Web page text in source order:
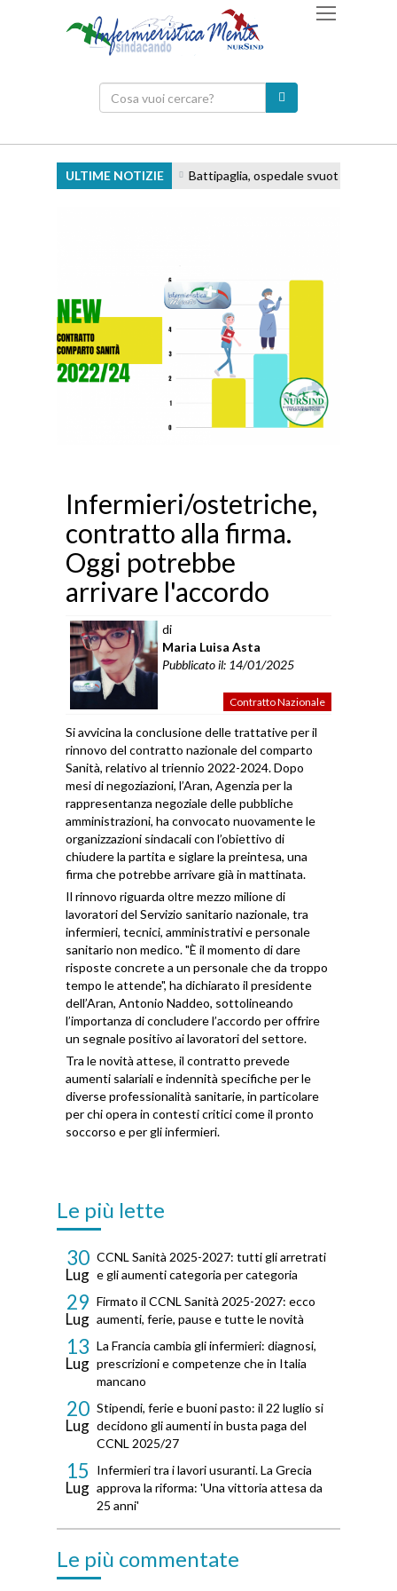
ULTIME NOTIZIE Battipaglia, ospedale svuotato e
Infermieri/ostetriche,
contratto alla firma.
Oggi potrebbe
arrivare l'accordo
di
Maria Luisa Asta
Pubblicato il: 14/01/2025
Contratto Nazionale
Si avvicina la conclusione delle trattative per il
rinnovo del contratto nazionale del comparto
Sanità, relativo al triennio 2022-2024. Dopo
mesi di negoziazioni, l’Aran, Agenzia per la
rappresentanza negoziale delle pubbliche
amministrazioni, ha convocato nuovamente le
organizzazioni sindacali con l’obiettivo di
chiudere la partita e siglare la preintesa, una
firma che potrebbe arrivare già in mattinata.
Il rinnovo riguarda oltre mezzo milione di
lavoratori del Servizio sanitario nazionale, tra
infermieri, tecnici, amministrativi e personale
sanitario non medico. "È il momento di dare
risposte concrete a un personale che da troppo
tempo le attende", ha dichiarato il presidente
dell’Aran, Antonio Naddeo, sottolineando
l’importanza di concludere l’accordo per offrire
un segnale positivo ai lavoratori del settore.
Tra le novità attese, il contratto prevede
aumenti salariali e indennità specifiche per le
diverse professionalità sanitarie, in particolare
per chi opera in contesti critici come il pronto
soccorso e per gli infermieri.
Le più lette
30
Lug
CCNL Sanità 2025-2027: tutti gli arretrati
e gli aumenti categoria per categoria
29
Lug
Firmato il CCNL Sanità 2025-2027: ecco
aumenti, ferie, pause e tutte le novità
13
Lug
La Francia cambia gli infermieri: diagnosi,
prescrizioni e competenze che in Italia
mancano
20
Lug
Stipendi, ferie e buoni pasto: il 22 luglio si
decidono gli aumenti in busta paga del
CCNL 2025/27
15
Lug
Infermieri tra i lavori usuranti. La Grecia
approva la riforma: 'Una vittoria attesa da
25 anni'
Le più commentate